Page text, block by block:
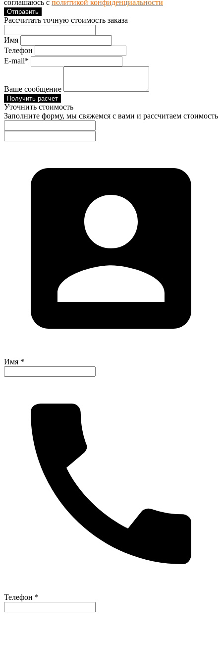
соглашаюсь с политикой конфиденциальности
Отправить
Рассчитать точную стоимость заказа
Имя
Телефон
E-mail*
Ваше сообщение
Получить расчет
Уточнить стоимость
Заполните форму, мы свяжемся с вами и рассчитаем стоимость
Имя *
Телефон *